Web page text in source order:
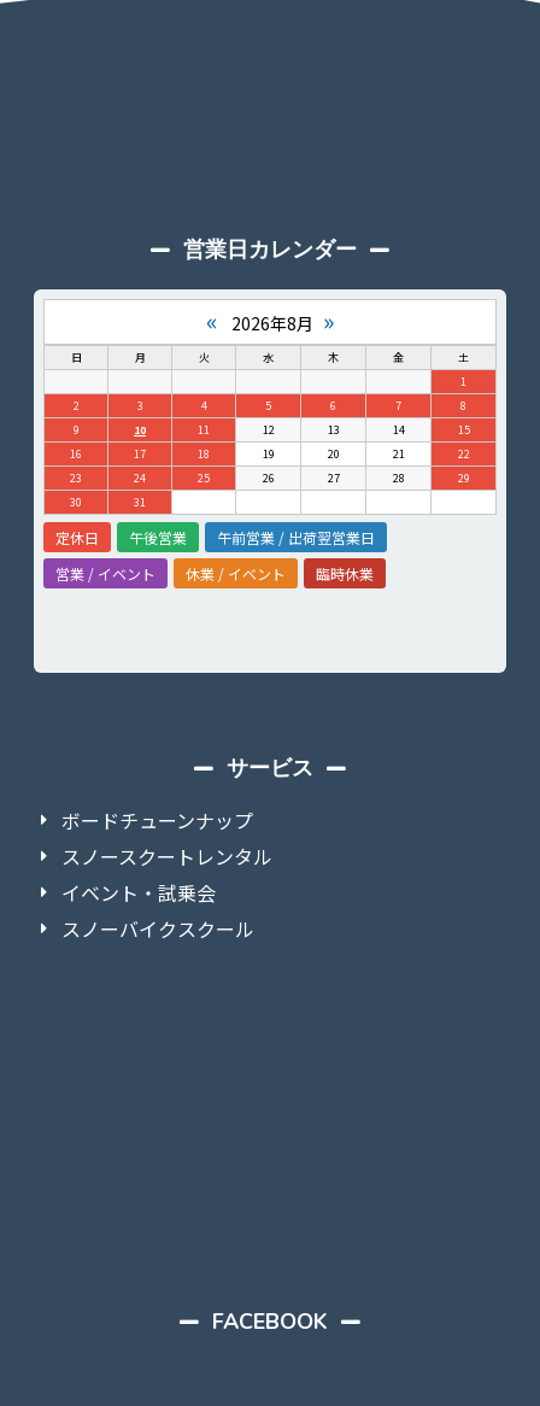
営業日カレンダー
« 2026年8月 »
日 月 火 水 木 金
土
1
2
3 4 5 6 7
8
9
10 11 12 13 14
15
16
17 18 19 20 21
22
23
24 25 26 27 28
29
30
31
定休日 午後営業
午前営業 / 出荷翌営業日
営業 / イベント
休業 / イベント 臨時休業
サービス
ボードチューンナップ
スノースクートレンタル
イベント・試乗会
スノーバイクスクール
FACEBOOK